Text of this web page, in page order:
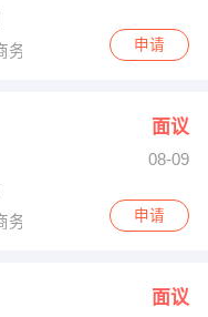
务大楼23楼2311室申请
面议
08-09
务大楼23楼2311室申请
面议